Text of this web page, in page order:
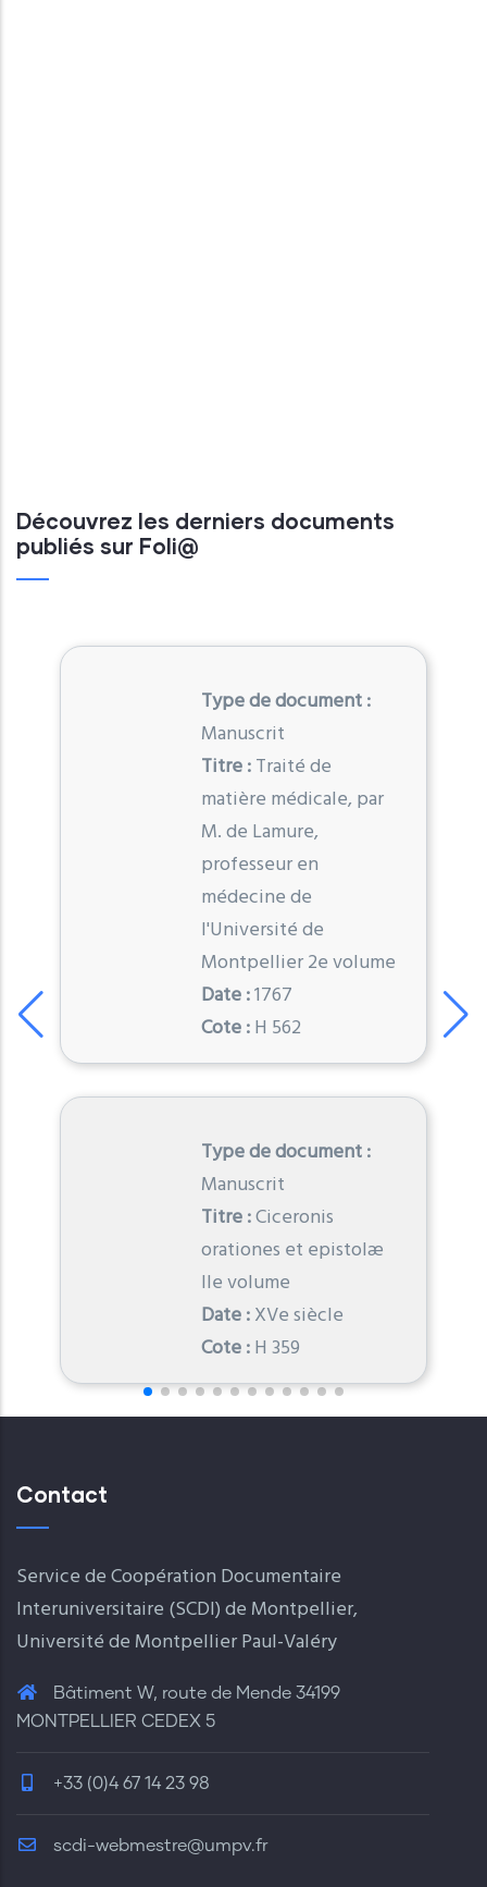
Découvrez les derniers documents
publiés sur Foli@
Type de document :
Manuscrit
Titre :Traité de
matière médicale, par
M. de Lamure,
professeur en
médecine de
l'Université de
Montpellier 2e volume
Date :1767
Cote :H 562
Type de document :
Manuscrit
Titre :Ciceronis
orationes et epistolæ
IIe volume
Date :XVe siècle
Cote :H 359
Contact
Service de Coopération Documentaire
Interuniversitaire (SCDI) de Montpellier,
Université de Montpellier Paul-Valéry
Bâtiment W, route de Mende 34199
MONTPELLIER CEDEX 5
+33 (0)4 67 14 23 98
scdi-webmestre@umpv.fr